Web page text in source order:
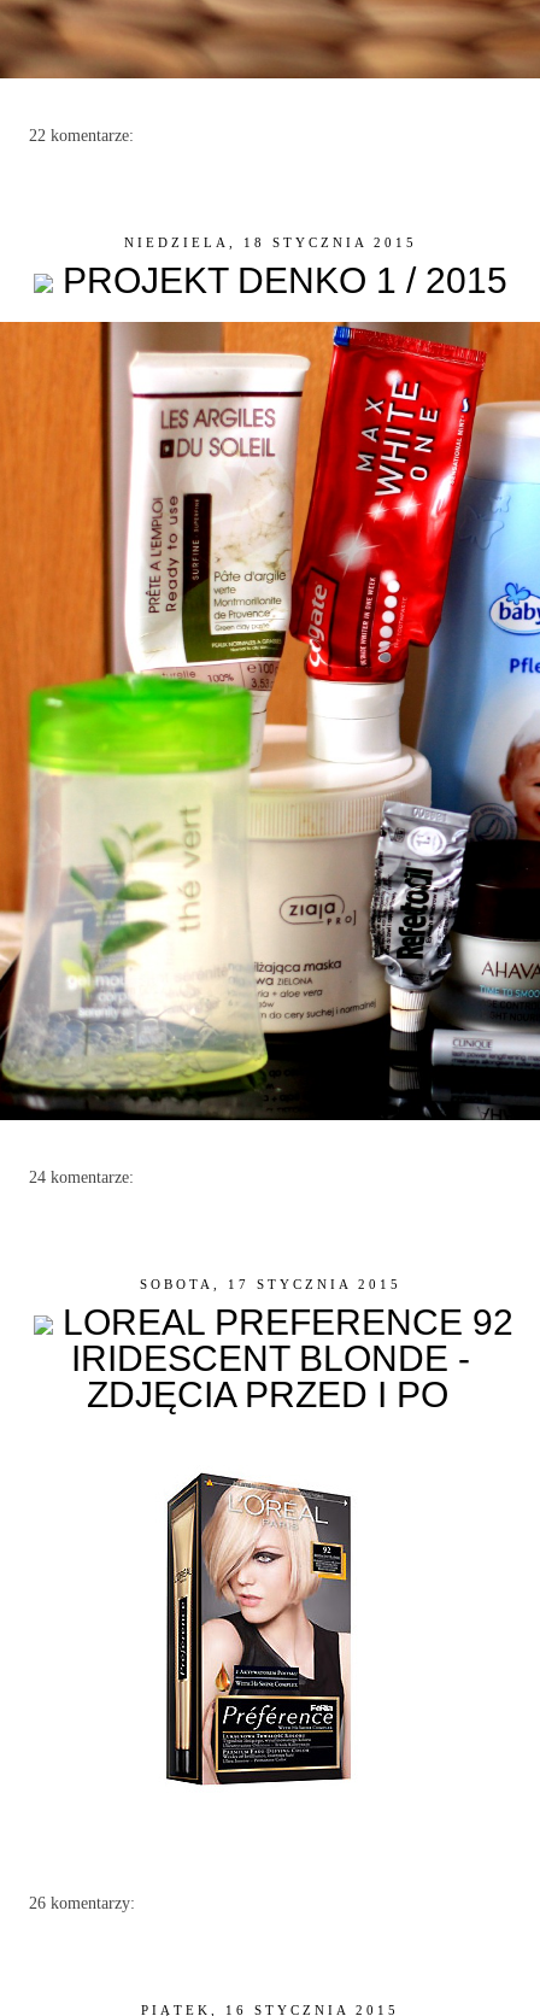
22 komentarze:
NIEDZIELA, 18 STYCZNIA 2015
PROJEKT DENKO 1 / 2015
24 komentarze:
SOBOTA, 17 STYCZNIA 2015
LOREAL PREFERENCE 92
IRIDESCENT BLONDE -
ZDJĘCIA PRZED I PO
26 komentarzy:
PIĄTEK, 16 STYCZNIA 2015